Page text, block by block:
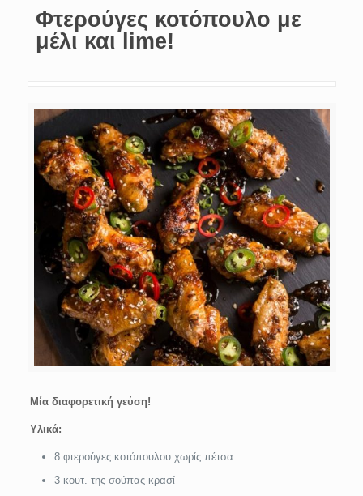
Φτερούγες κοτόπουλο με
μέλι και lime!
Μία διαφορετική γεύση!
Υλικά:
8 φτερούγες κοτόπουλου χωρίς πέτσα
3 κουτ. της σούπας κρασί